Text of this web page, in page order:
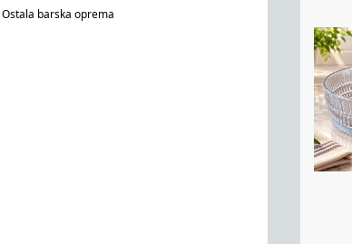
Ostala barska oprema